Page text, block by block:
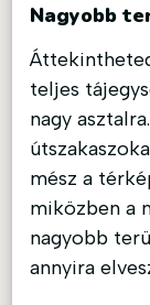
Nagyobb
teljes
nagy
mész a
miközben a
nagyobb
annyira